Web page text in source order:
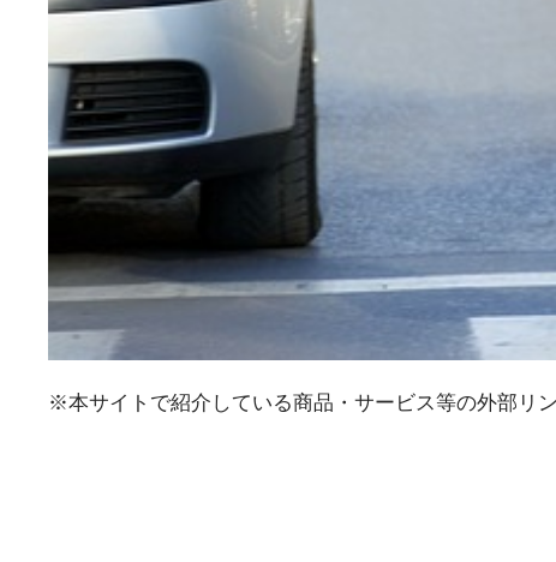
※本サイトで紹介している商品・サービス等の外部リ